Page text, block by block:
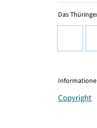
Das
Copyright